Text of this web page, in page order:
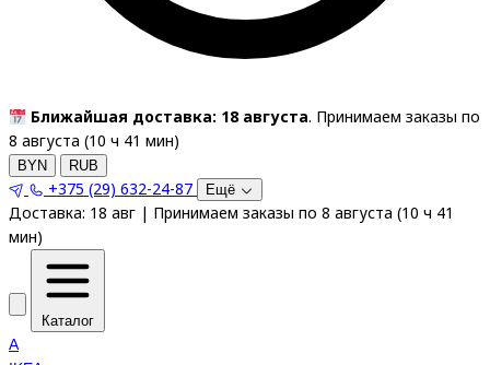
Ближайшая доставка: 18 августа. Принимаем заказы по
8 августа (10 ч 41 мин)
BYN RUB
+375 (29) 632-24-87 Ещё
Доставка: 18 авг | Принимаем заказы по 8 августа (10 ч 41
мин)
Каталог
A